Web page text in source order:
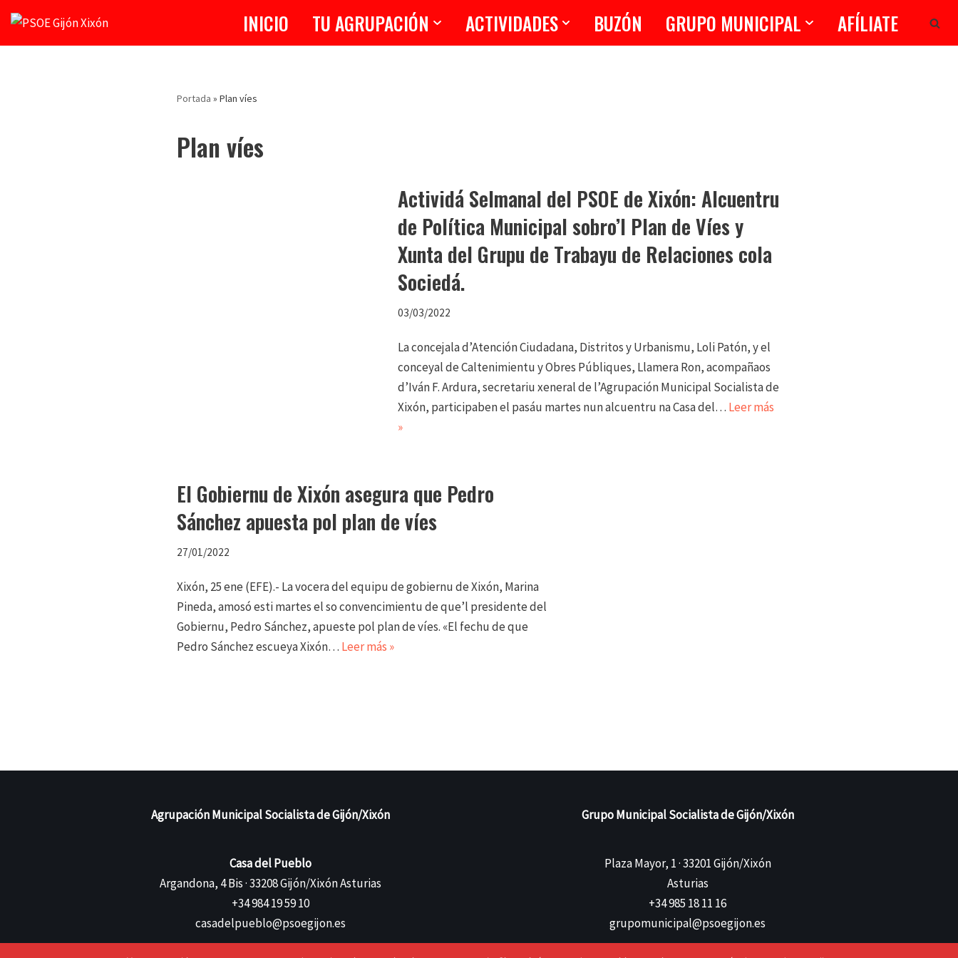
INICIO TU AGRUPACIÓN ACTIVIDADES BUZÓN GRUPO MUNICIPAL AFÍLIATE
Portada »Plan víes
Plan víes
Actividá Selmanal del PSOE de Xixón: Alcuentru
de Política Municipal sobro’l Plan de Víes y
Xunta del Grupu de Trabayu de Relaciones cola
Sociedá.
03/03/2022
La concejala d’Atención Ciudadana, Distritos y Urbanismu, Loli Patón, y el
conceyal de Caltenimientu y Obres Públiques, Llamera Ron, acompañaos
d’Iván F. Ardura, secretariu xeneral de l’Agrupación Municipal Socialista de
Xixón, participaben el pasáu martes nun alcuentru na Casa del… Leer más
»
El Gobiernu de Xixón asegura que Pedro
Sánchez apuesta pol plan de víes
27/01/2022
Xixón, 25 ene (EFE).- La vocera del equipu de gobiernu de Xixón, Marina
Pineda, amosó esti martes el so convencimientu de que’l presidente del
Gobiernu, Pedro Sánchez, apueste pol plan de víes. «El fechu de que
Pedro Sánchez escueya Xixón… Leer más »
Agrupación Municipal Socialista de Gijón/Xixón
Casa del Pueblo
Argandona, 4 Bis · 33208 Gijón/Xixón Asturias
+34 984 19 59 10
casadelpueblo@psoegijon.es
Grupo Municipal Socialista de Gijón/Xixón
Plaza Mayor, 1 · 33201 Gijón/Xixón
Asturias
+34 985 18 11 16
grupomunicipal@psoegijon.es